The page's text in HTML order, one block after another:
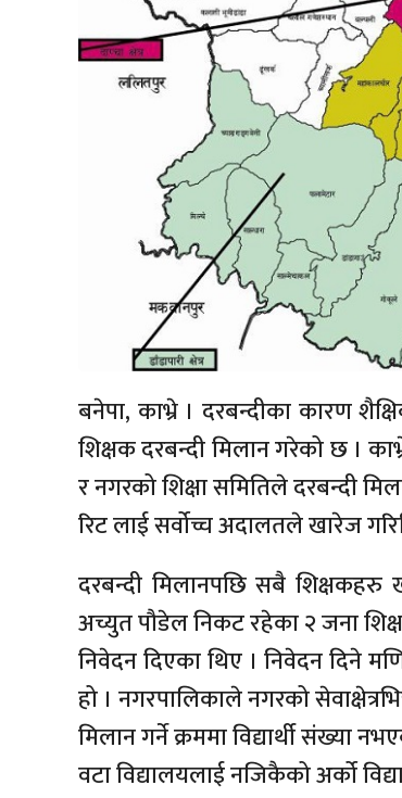
बनेपा, काभ्रे । दरबन्दीका कारण
शिक्षक दरबन्दी मिलान गरेको छ ।
र नगरको शिक्षा समितिले दरबन्दी
रिट लाई सर्वोच्च अदालतले खारेज
दरबन्दी मिलानपछि सबै शिक्षकहरु
अच्युत पौडेल निकट रहेका २ जना
निवेदन दिएका थिए । निवेदन दिने
हो । नगरपालिकाले नगरको
मिलान गर्ने क्रममा विद्यार्थी संख्या
वटा विद्यालयलाई नजिकैको अर्को